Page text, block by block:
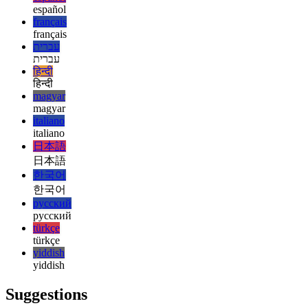
english
esperanto
esperanto
español
español
français
français
עברית
עברית
हिन्दी
हिन्दी
magyar
magyar
italiano
italiano
日本語
日本語
한국어
한국어
русский
русский
türkçe
yiddish